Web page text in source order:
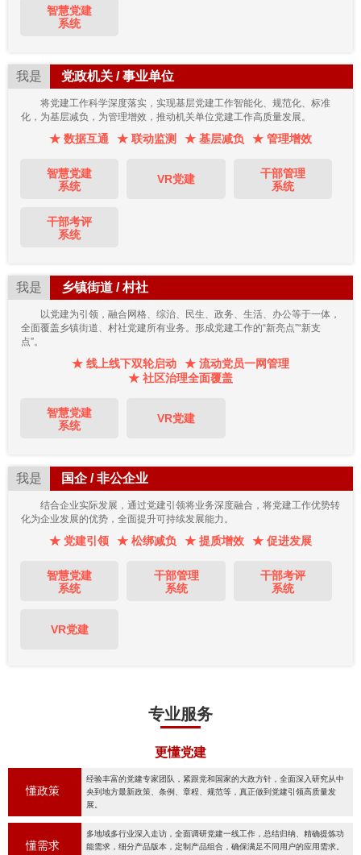
智慧党建
系统
我是 党政机关 / 事业单位
将党建工作科学深度落实，实现基层党建工作智能化、规范化、标准
化，为基层减负，为管理增效，推动机关单位党建工作高质量发展。
★ 数据互通 ★ 联动监测 ★ 基层减负 ★ 管理增效
智慧党建
系统
VR党建
干部管理
系统
干部考评
系统
我是 乡镇街道 / 村社
以党建为引领，融合网格、综治、民生、政务、生活、办公等于一体，
全面覆盖乡镇街道、村社党建所有业务。形成党建工作的“新亮点”“新支
点”。
★ 线上线下双轮启动
★ 流动党员一网管理
★ 社区治理全面覆盖
智慧党建
系统
VR党建
我是 国企 / 非公企业
结合企业实际发展，通过党建引领将业务深度融合，将党建工作优势转
化为企业发展的优势，全面提升可持续发展能力。
★ 党建引领 ★ 松绑减负 ★ 提质增效 ★ 促进发展
智慧党建
系统
干部管理
系统
干部考评
系统
VR党建
专业服务
更懂党建
懂政策
经验丰富的党建专家团队，紧跟党和国家的大政方针，全面深入研究从中
央到地方最新政策、条例、章程、规范等，真正做到党建引领高质量发
展。
懂需求
多地域多行业深入走访，全面调研党建一线工作，总结归纳、精确提炼功
能需求，细分产品版本，定制产品组合，确保满足不同用户的应用需求。